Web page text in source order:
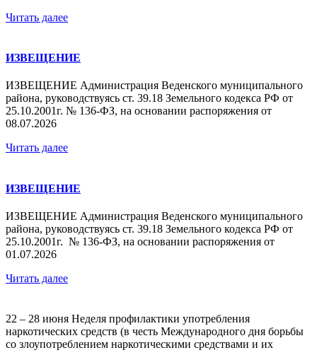
Читать далее
ИЗВЕЩЕНИЕ
ИЗВЕЩЕНИЕ Администрация Веденского муниципального
района, руководствуясь ст. 39.18 Земельного кодекса РФ от
25.10.2001г. № 136-ФЗ, на основании распоряжения от
08.07.2026
Читать далее
ИЗВЕЩЕНИЕ
ИЗВЕЩЕНИЕ Администрация Веденского муниципального
района, руководствуясь ст. 39.18 Земельного кодекса РФ от
25.10.2001г. № 136-ФЗ, на основании распоряжения от
01.07.2026
Читать далее
22 – 28 июня Неделя профилактики употребления
наркотических средств (в честь Международного дня борьбы
со злоупотреблением наркотическими средствами и их